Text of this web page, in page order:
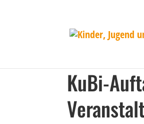
KuBi-